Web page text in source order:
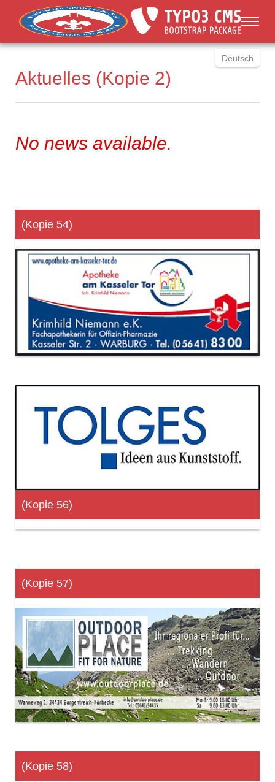
Skip to main content
Deutsch
You are here:
Aktuelles (Kopie 2)
No news available.
(Kopie 54)
(Kopie 56)
(Kopie 57)
(Kopie 58)